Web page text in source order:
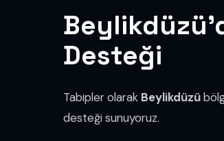
Desteği
Tabipler olarak Beylikdüzü
desteği sunuyoruz.